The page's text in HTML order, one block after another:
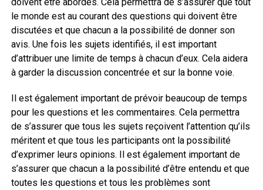
doivent être abordés. Cela permettra de s’assurer que tout
le monde est au courant des questions qui doivent être
discutées et que chacun a la possibilité de donner son
avis. Une fois les sujets identifiés, il est important
d’attribuer une limite de temps à chacun d’eux. Cela aidera
à garder la discussion concentrée et sur la bonne voie.
Il est également important de prévoir beaucoup de temps
pour les questions et les commentaires. Cela permettra
de s’assurer que tous les sujets reçoivent l’attention qu’ils
méritent et que tous les participants ont la possibilité
d’exprimer leurs opinions. Il est également important de
s’assurer que chacun a la possibilité d’être entendu et que
toutes les questions et tous les problèmes sont